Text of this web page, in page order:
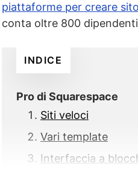
piattaforme per creare
conta oltre 800
INDICE
Pro di Squarespace
Siti veloci
Vari template
Interfaccia a